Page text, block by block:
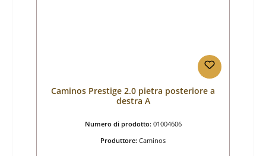
Caminos Prestige 2.0 pietra posteriore a
destra A
Numero di prodotto: 01004606
Produttore: Caminos